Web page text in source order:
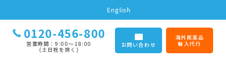
English
0120-456-800
営業時間：9:00〜18:00
(土日祝を除く)
お問い合わせ
海外医薬品
輸入代行